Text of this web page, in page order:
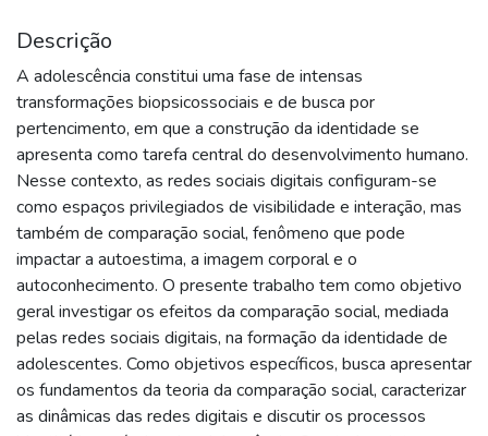
Descrição
A adolescência constitui uma fase de intensas
transformações biopsicossociais e de busca por
pertencimento, em que a construção da identidade se
apresenta como tarefa central do desenvolvimento humano.
Nesse contexto, as redes sociais digitais configuram-se
como espaços privilegiados de visibilidade e interação, mas
também de comparação social, fenômeno que pode
impactar a autoestima, a imagem corporal e o
autoconhecimento. O presente trabalho tem como objetivo
geral investigar os efeitos da comparação social, mediada
pelas redes sociais digitais, na formação da identidade de
adolescentes. Como objetivos específicos, busca apresentar
os fundamentos da teoria da comparação social, caracterizar
as dinâmicas das redes digitais e discutir os processos